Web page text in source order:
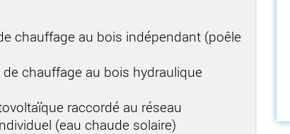
chauffage au bois indépendant (poêle
chauffage au bois hydraulique
raccordé au réseau
(eau chaude solaire)